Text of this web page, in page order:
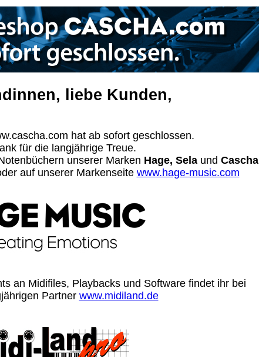
liebe Kunden,
hat ab sofort geschlossen.
für die langjährige Treue.
unserer Marken Hage, Selaund Cascha
auf unserer Markenseite www.hage-music.com
an Midifiles, Playbacks und Software findet ihr bei
Partner www.midiland.de